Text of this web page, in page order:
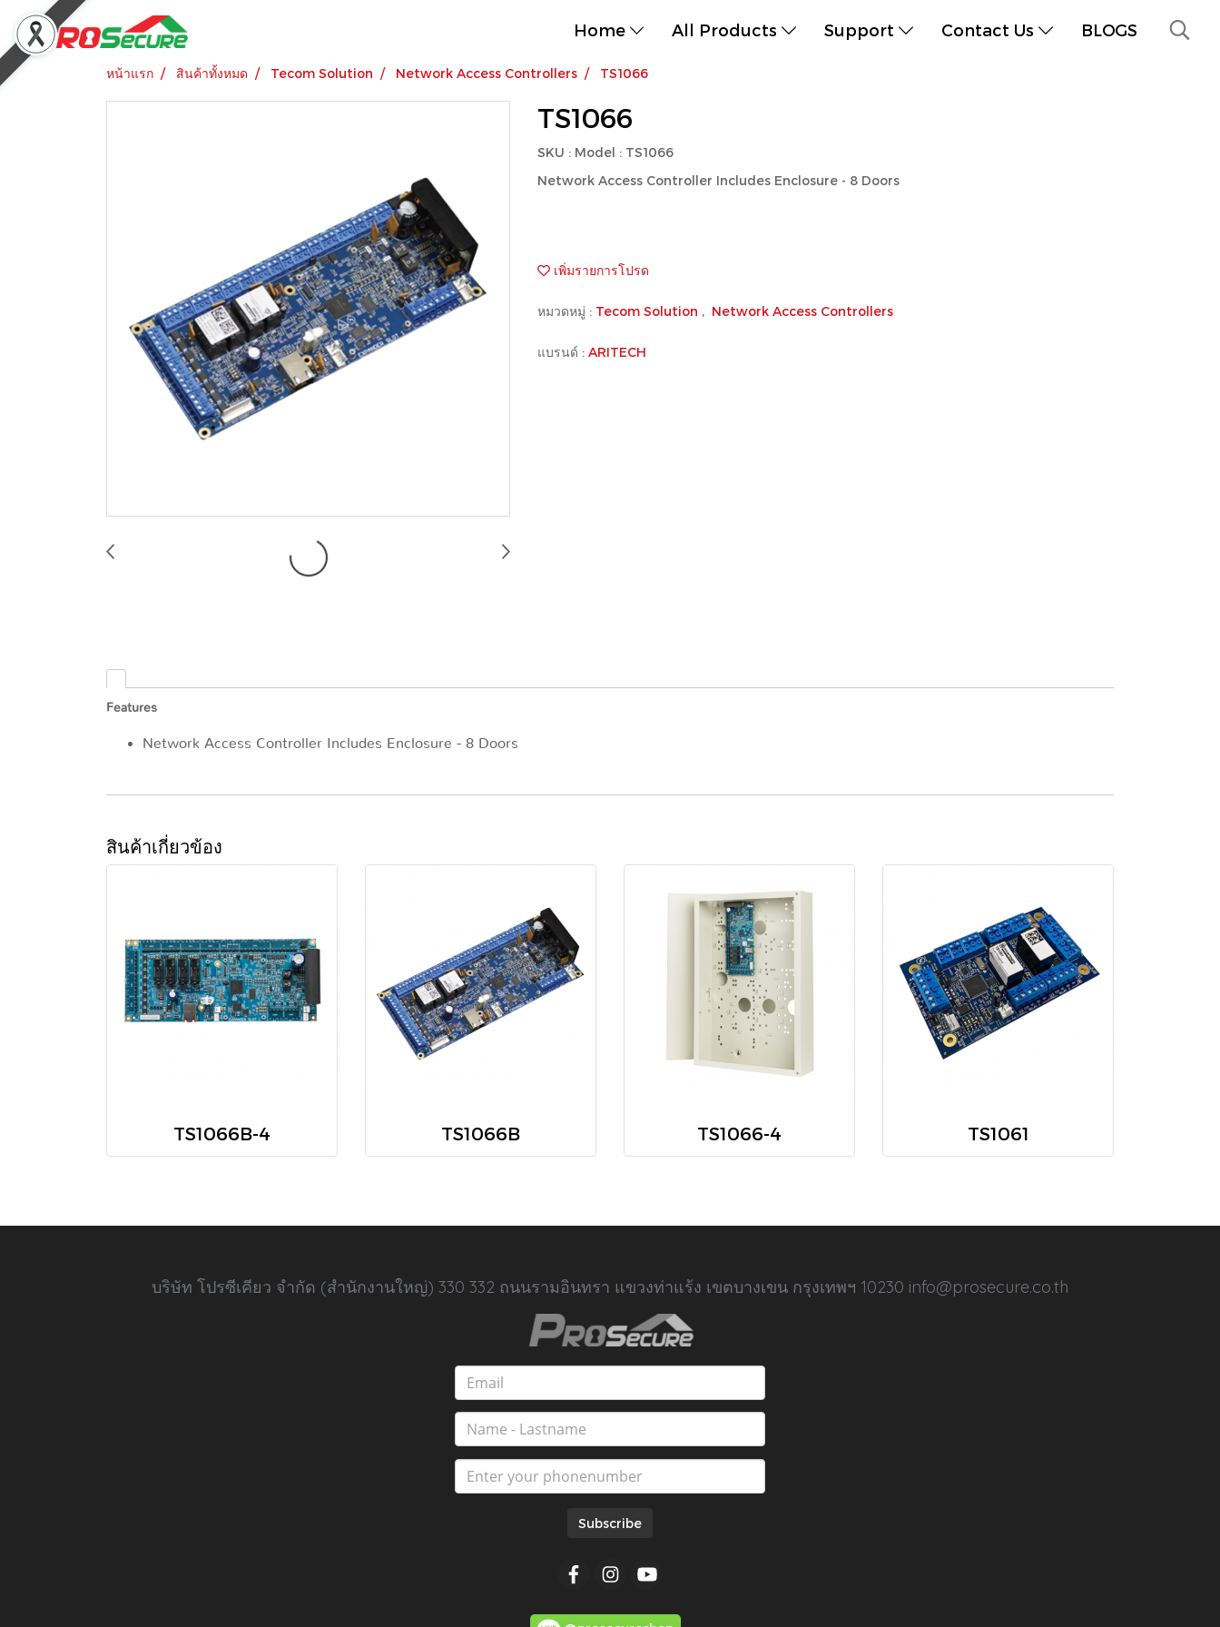
Home All Products Support Contact Us BLOGS
หน้าแรก สินค้าทั้งหมด Tecom Solution Network Access Controllers TS1066
TS1066
SKU : Model : TS1066
Network Access Controller Includes Enclosure - 8 Doors
เพิ่มรายการโปรด
หมวดหมู่ : Tecom Solution , Network Access Controllers
แบรนด์ : ARITECH
Features
Network Access Controller Includes Enclosure - 8 Doors
สินค้าเกี่ยวข้อง
TS1066B-4 TS1066B TS1066-4 TS1061
บริษัท โปรซีเคียว จำกัด (สำนักงานใหญ่) 330 332 ถนนรามอินทรา แขวงท่าแร้ง เขตบางเขน กรุงเทพฯ 10230 info@prosecure.co.th
Subscribe